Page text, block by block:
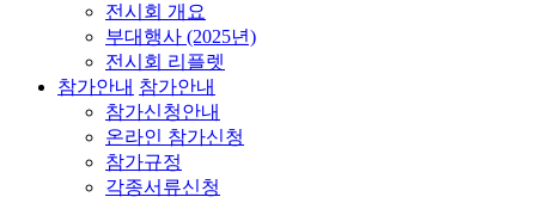
전시회 개요
부대행사 (2025년)
전시회 리플렛
참가안내 참가안내
참가신청안내
온라인 참가신청
참가규정
각종서류신청